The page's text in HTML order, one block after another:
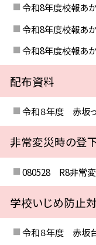
令和8年度校報あ
令和8年度校報あ
令和8年度校報あ
配布資料
令和８年度 赤坂
非常変災時の登
080528 R8非常変
学校いじめ防止
令和８年度 赤坂